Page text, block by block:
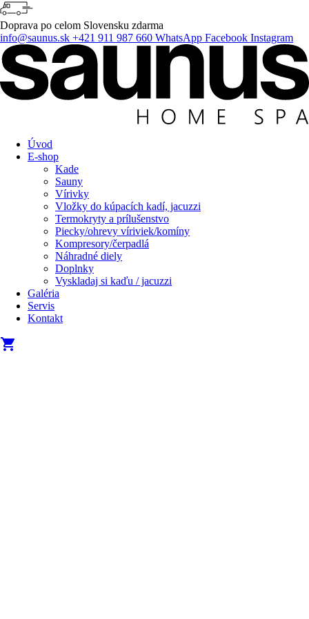
Skip
to
content
Doprava po celom Slovensku zdarma
info@saunus.sk +421 911 987 660 WhatsApp Facebook Instagram
Úvod
E-shop
Kade
Sauny
Vírivky
Vložky do kúpacích kadí, jacuzzi
Termokryty a prílušenstvo
Piecky/ohrevy víriviek/komíny
Kompresory/čerpadlá
Náhradné diely
Doplnky
Vyskladaj si kaďu / jacuzzi
Galéria
Servis
Kontakt